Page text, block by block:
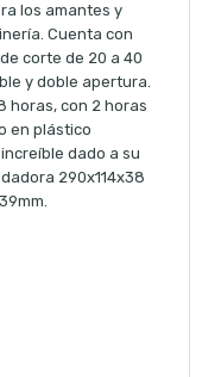
los amantes y
Cuenta con
corte de 20 a 40
y doble apertura.
horas, con 2 horas
en plástico
dado a su
290x114x38